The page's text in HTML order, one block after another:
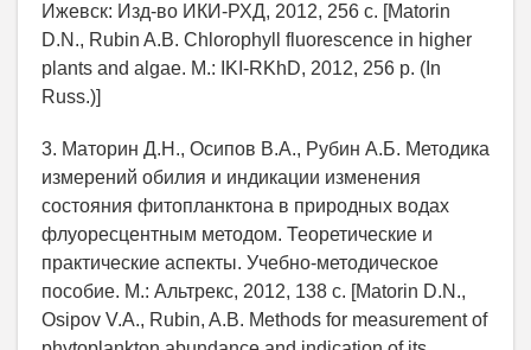
Ижевск: Изд-во ИКИ-РХД, 2012, 256 с. [Matorin
D.N., Rubin A.B. Chlorophyll fluorescence in higher
plants and algae. M.: IKI-RKhD, 2012, 256 p. (In
Russ.)]
3. Маторин Д.Н., Осипов В.А., Рубин А.Б. Методика
измерений обилия и индикации изменения
состояния фитопланктона в природных водах
флуоресцентным методом. Теоретические и
практические аспекты. Учебно-методическое
пособие. М.: Альтрекс, 2012, 138 с. [Matorin D.N.,
Osipov V.A., Rubin, A.B. Methods for measurement of